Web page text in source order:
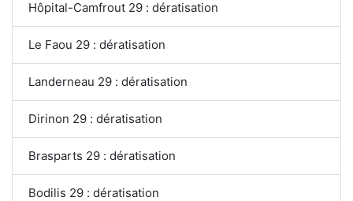
Hôpital-Camfrout 29 : dératisation
Le Faou 29 : dératisation
Landerneau 29 : dératisation
Dirinon 29 : dératisation
Brasparts 29 : dératisation
Bodilis 29 : dératisation